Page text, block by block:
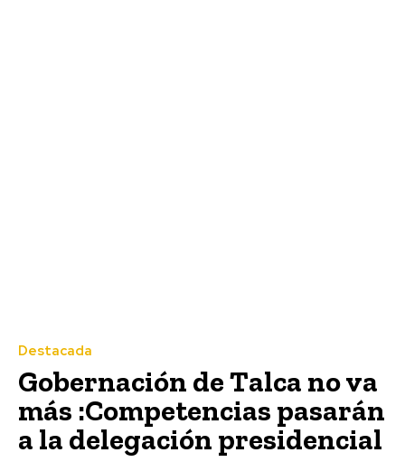
Destacada
Gobernación de Talca no va
más :Competencias pasarán
a la delegación presidencial